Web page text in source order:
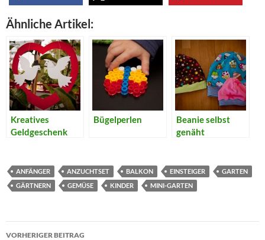
Ähnliche Artikel:
Kreatives
Geldgeschenk
Bügelperlen
Beanie selbst
genäht
ANFÄNGER ANZUCHTSET BALKON EINSTEIGER
GARTEN
GÄRTNERN
GEMÜSE KINDER MINI-GARTEN
Beitragsnavigation
VORHERIGER BEITRAG